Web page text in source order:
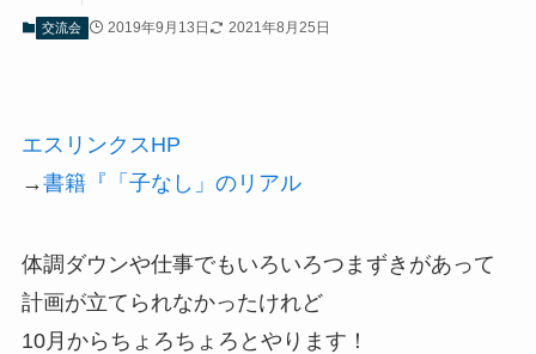
交流会 2019年9月13日 2021年8月25日
エスリンクスHP
→書籍『「子なし」のリアル
体調ダウンや仕事でもいろいろつまずきがあって
計画が立てられなかったけれど
10月からちょろちょろとやります！